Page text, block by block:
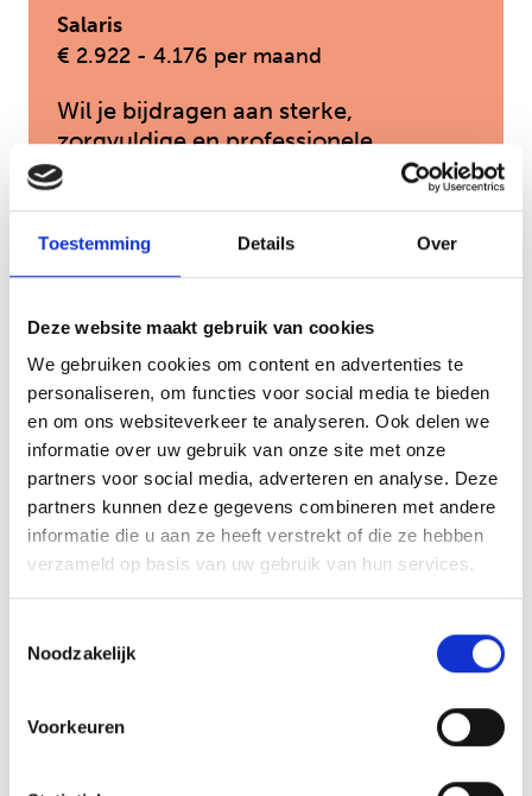
Toestemming Details Over
Deze website maakt gebruik van cookies
We gebruiken cookies om content en advertenties te
personaliseren, om functies voor social media te bieden
en om ons websiteverkeer te analyseren. Ook delen we
informatie over uw gebruik van onze site met onze
partners voor social media, adverteren en analyse. Deze
partners kunnen deze gegevens combineren met andere
informatie die u aan ze heeft verstrekt of die ze hebben
verzameld op basis van uw gebruik van hun services.
Noodzakelijk
Voorkeuren
Salaris
€ 2.922 - 4.176 per maand
Wil je bijdragen aan sterke,
zorgvuldige en professionele
medezeggenschap binnen
: Ambtelijk Secretaris
Pedagogisch medewerker
logeerhuizen – tijdelijke functie
Standplaats
Den Haag
Uren per week